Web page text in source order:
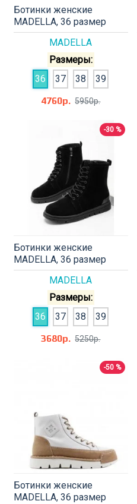
MADELLA
Ботинки женские
MADELLA, 36 размер
Размеры:
36
37 38
39
4760р. 5950р.
-30 %
MADELLA
Ботинки женские
MADELLA, 36 размер
Размеры:
36
37 38
39
3680р. 5250р.
-50 %
Ботинки женские
MADELLA, 36 размер